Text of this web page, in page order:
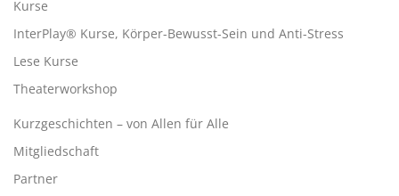
Kurse
InterPlay® Kurse, Körper-Bewusst-Sein und Anti-Stress
Lese Kurse
Theaterworkshop
Kurzgeschichten – von Allen für Alle
Mitgliedschaft
Partner